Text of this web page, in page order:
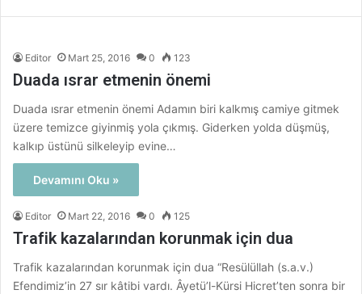
Editor Mart 25, 2016 0 123
Duada ısrar etmenin önemi
Duada ısrar etmenin önemi Adamın biri kalkmış camiye gitmek
üzere temizce giyinmiş yola çıkmış. Giderken yolda düşmüş,
kalkıp üstünü silkeleyip evine…
Devamını Oku »
Editor Mart 22, 2016 0 125
Trafik kazalarından korunmak için dua
Trafik kazalarından korunmak için dua “Resülüllah (s.a.v.)
Efendimiz’in 27 sır kâtibi vardı. Âyetü’l-Kürsi Hicret’ten sonra bir